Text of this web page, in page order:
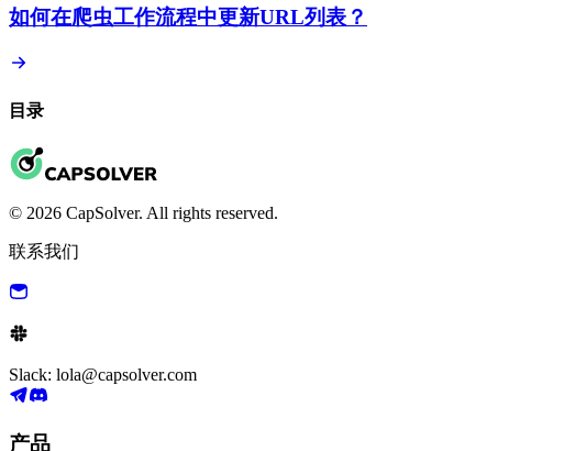
如何在爬虫工作流程中更新URL列表？
目录
© 2026 CapSolver. All rights reserved.
联系我们
Slack: lola@capsolver.com
产品